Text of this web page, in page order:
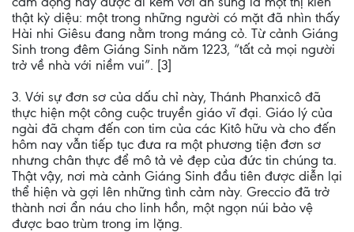
thật kỳ diệu: một trong những người có mặt đã nhìn thấy
Hài nhi Giêsu đang nằm trong máng cỏ. Từ cảnh Giáng
Sinh trong đêm Giáng Sinh năm 1223, “tất cả mọi người
trở về nhà với niềm vui”. [3]
3. Với sự đơn sơ của dấu chỉ này, Thánh Phanxicô đã
thực hiện một công cuộc truyền giáo vĩ đại. Giáo lý của
ngài đã chạm đến con tim của các Kitô hữu và cho đến
hôm nay vẫn tiếp tục đưa ra một phương tiện đơn sơ
nhưng chân thực để mô tả vẻ đẹp của đức tin chúng ta.
Thật vậy, nơi mà cảnh Giáng Sinh đầu tiên được diễn lại
thể hiện và gợi lên những tình cảm này. Greccio đã trở
thành nơi ẩn náu cho linh hồn, một ngọn núi bảo vệ
được bao trùm trong im lặng.